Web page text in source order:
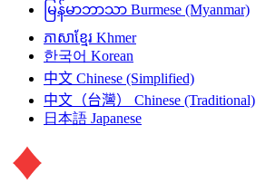
မြန်မာဘာသာ Burmese (Myanmar)
ភាសាខ្មែរ Khmer
한국어 Korean
中文 Chinese (Simplified)
中文（台灣）
Chinese (Traditional)
日本語 Japanese